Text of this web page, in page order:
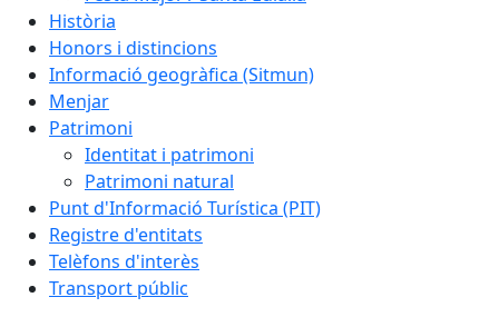
Història
Honors i distincions
Informació geogràfica (Sitmun)
Menjar
Patrimoni
Identitat i patrimoni
Patrimoni natural
Punt d'Informació Turística (PIT)
Registre d'entitats
Telèfons d'interès
Transport públic